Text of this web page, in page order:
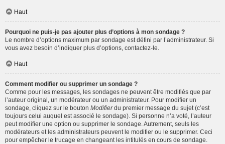
Haut
Pourquoi ne puis-je pas ajouter plus d’options à mon sondage ?
Le nombre d’options maximum par sondage est défini par l’administrateur. Si
vous avez besoin d’indiquer plus d’options, contactez-le.
Haut
Comment modifier ou supprimer un sondage ?
Comme pour les messages, les sondages ne peuvent être modifiés que par
l’auteur original, un modérateur ou un administrateur. Pour modifier un
sondage, cliquez sur le bouton Modifierdu premier message du sujet (c’est
toujours celui auquel est associé le sondage). Si personne n’a voté, l’auteur
peut modifier une option ou supprimer le sondage. Autrement, seuls les
modérateurs et les administrateurs peuvent le modifier ou le supprimer. Ceci
pour empêcher le trucage en changeant les intitulés en cours de sondage.